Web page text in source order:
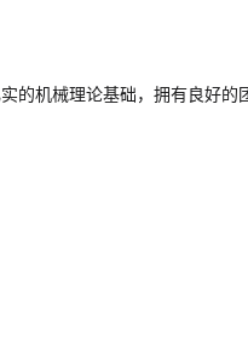
机械理论基础，拥有良好